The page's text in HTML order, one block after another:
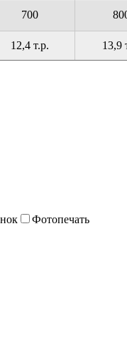
700
12,4 т.р. 13,9
Фотопечать